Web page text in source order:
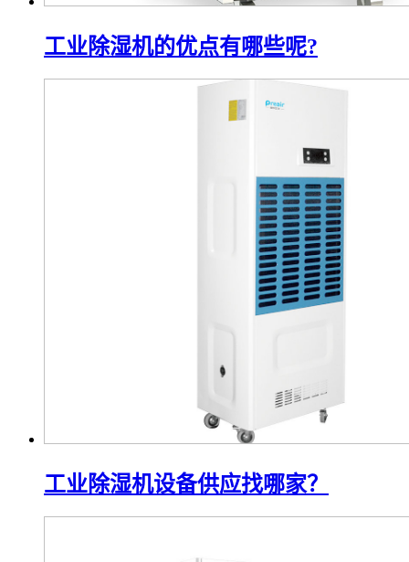
工业除湿机的优点有哪些呢?
工业除湿机设备供应找哪家？